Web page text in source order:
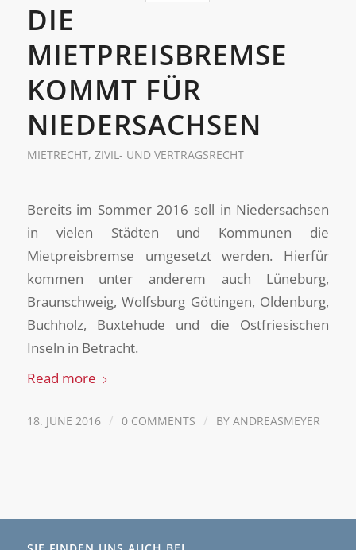
DIE
MIETPREISBREMSE
KOMMT FÜR
NIEDERSACHSEN
MIETRECHT, ZIVIL- UND VERTRAGSRECHT
Bereits im Sommer 2016 soll in Niedersachsen
in vielen Städten und Kommunen die
Mietpreisbremse umgesetzt werden. Hierfür
kommen unter anderem auch Lüneburg,
Braunschweig, Wolfsburg Göttingen, Oldenburg,
Buchholz, Buxtehude und die Ostfriesischen
Inseln in Betracht.
Read more
18. JUNE 2016 / 0 COMMENTS / BY ANDREASMEYER